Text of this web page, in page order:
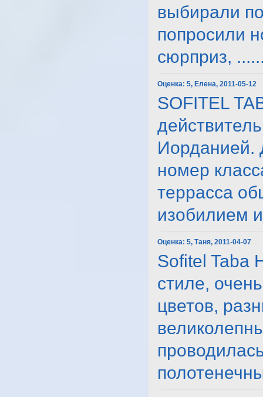
выбирали
попросили
сюрприз,
Оценка:5, Елена, 2011-05-12
SOFITEL
Иорданией.
номер
террасса
изобилием
Оценка:5, Таня, 2011-04-07
Sofitel Taba
стиле,
цветов,